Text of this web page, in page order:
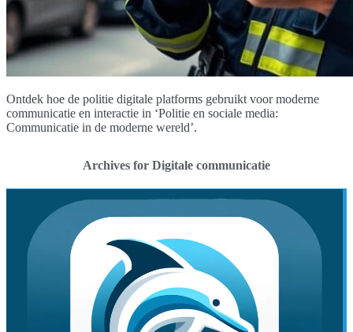
Ontdek hoe de politie digitale platforms gebruikt voor moderne
communicatie en interactie in ‘Politie en sociale media:
Communicatie in de moderne wereld’.
Archives for Digitale communicatie